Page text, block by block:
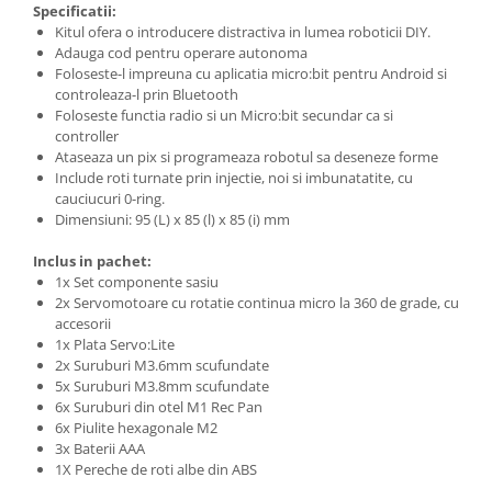
Specificatii:
Kitul ofera o introducere distractiva in lumea roboticii DIY.
Adauga cod pentru operare autonoma
Foloseste-l impreuna cu aplicatia micro:bit pentru Android si
controleaza-l prin Bluetooth
Foloseste functia radio si un Micro:bit secundar ca si
controller
Ataseaza un pix si programeaza robotul sa deseneze forme
Include roti turnate prin injectie, noi si imbunatatite, cu
cauciucuri 0-ring.
Dimensiuni: 95 (L) x 85 (l) x 85 (i) mm
Inclus in pachet:
1x Set componente sasiu
2x Servomotoare cu rotatie continua micro la 360 de grade, cu
accesorii
1x Plata Servo:Lite
2x Suruburi M3.6mm scufundate
5x Suruburi M3.8mm scufundate
6x Suruburi din otel M1 Rec Pan
6x Piulite hexagonale M2
3x Baterii AAA
1X Pereche de roti albe din ABS